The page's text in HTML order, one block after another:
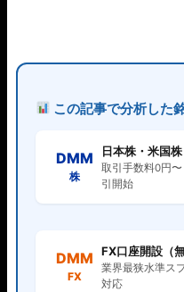
この記事で分析した
DMM
株
日本株・米国
取引手数料0円
引開始
DMM
FX
FX口座開設（無
業界最狭水準ス
対応